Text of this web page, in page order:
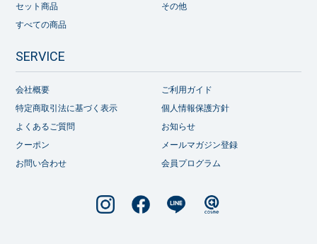
セット商品
その他
すべての商品
SERVICE
会社概要
ご利用ガイド
特定商取引法に基づく表示
個人情報保護方針
よくあるご質問
お知らせ
クーポン
メールマガジン登録
お問い合わせ
会員プログラム